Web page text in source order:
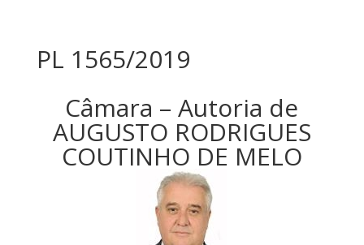
PL 1565/2019
Câmara – Autoria de
AUGUSTO RODRIGUES
COUTINHO DE MELO